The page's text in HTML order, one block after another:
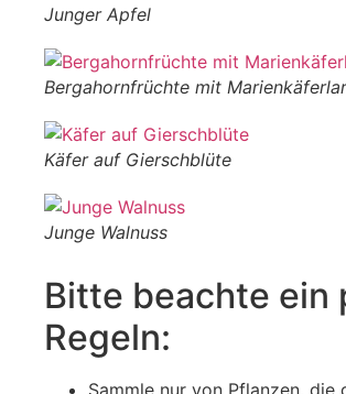
Junger Apfel
Bergahornfrüchte mit
Käfer auf Gierschblüte
Junge Walnuss
Bitte beachte ein
Regeln:
Sammle nur von Pflanzen, die